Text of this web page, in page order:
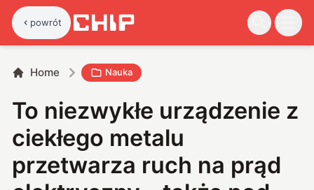
powrót
Home Nauka
To niezwykłe urządzenie z
ciekłego metalu
przetwarza ruch na prąd